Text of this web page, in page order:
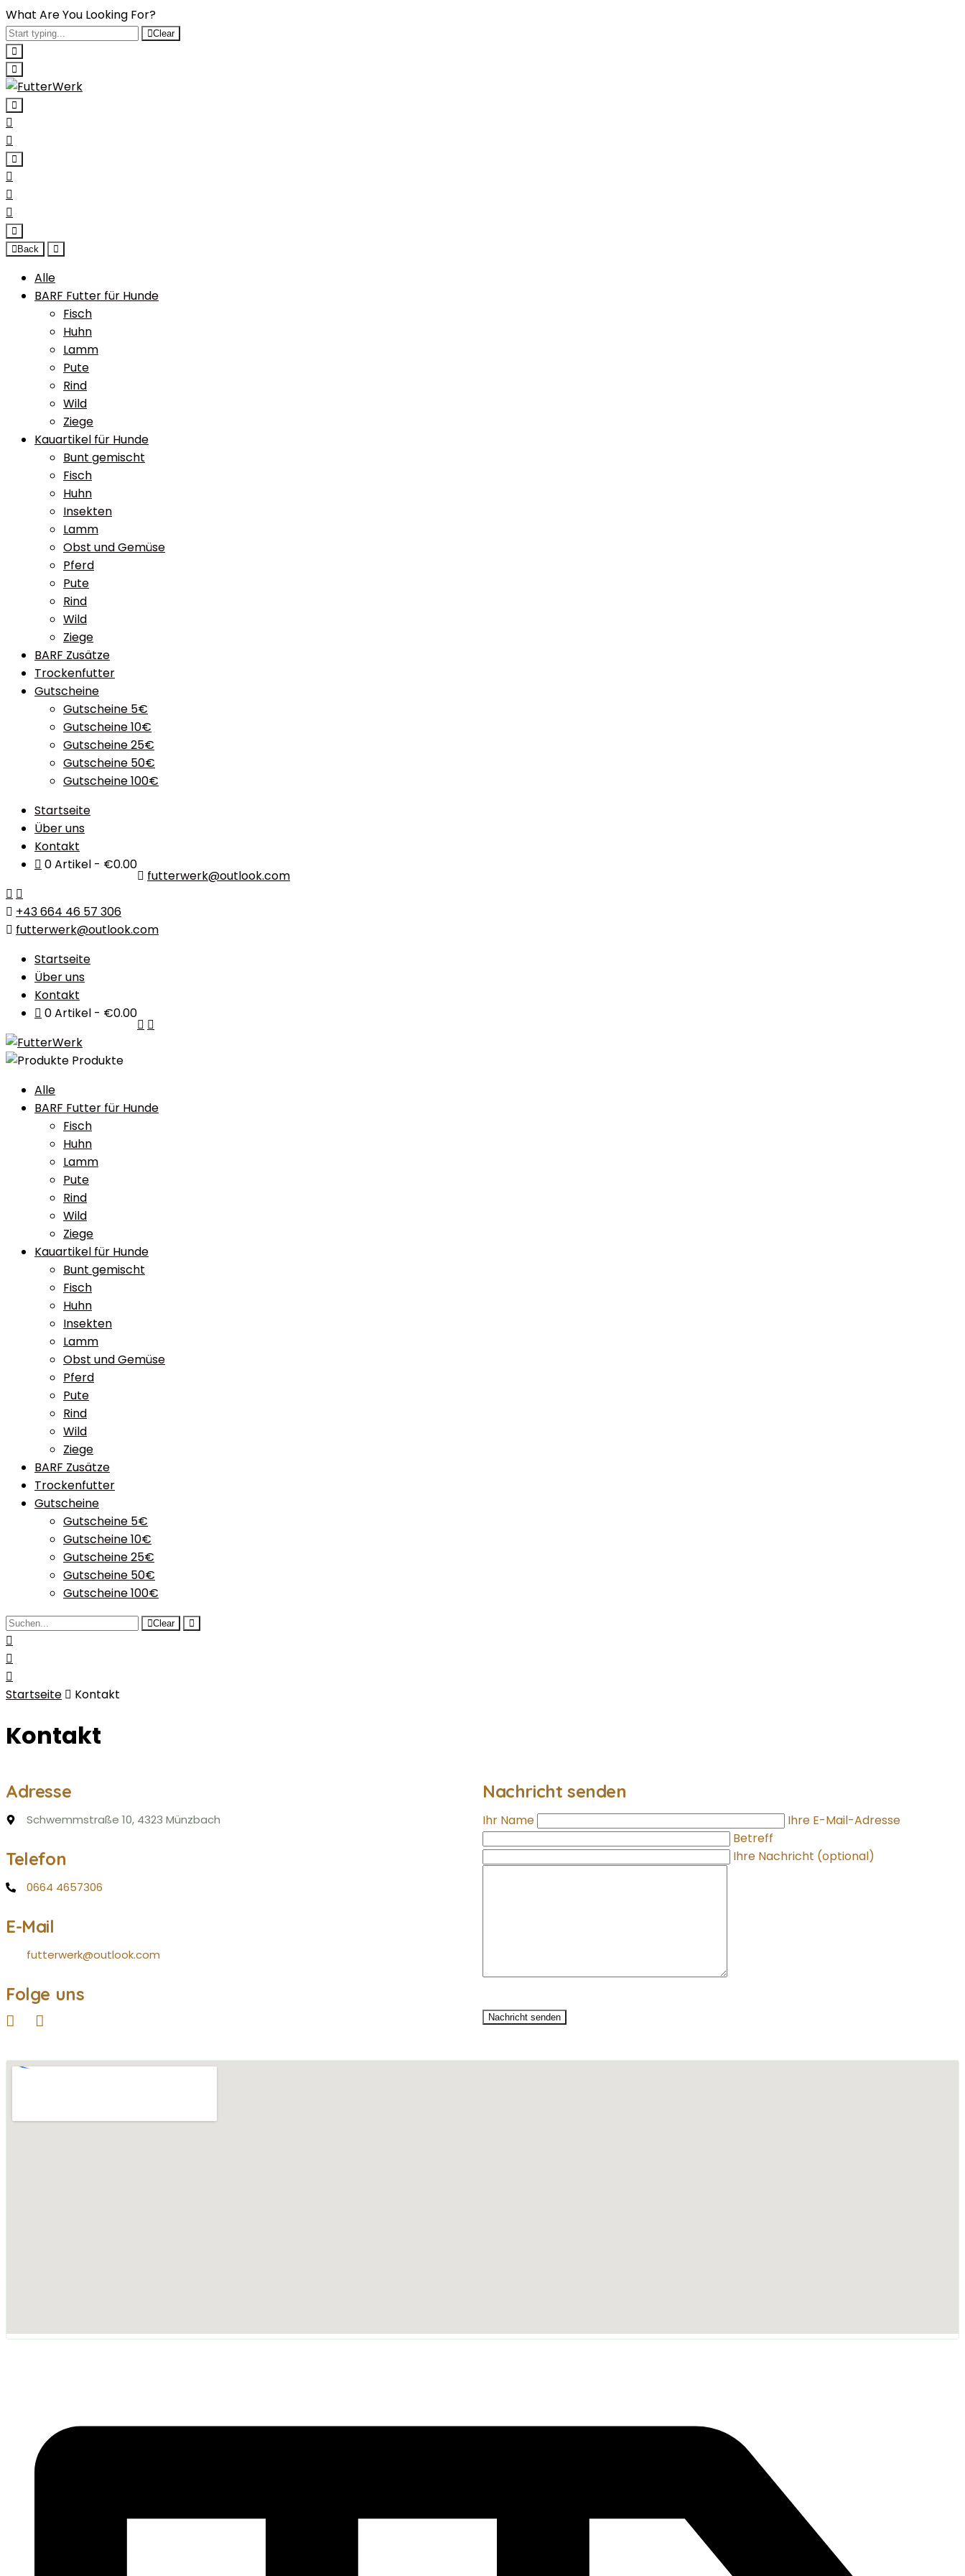
What Are You Looking For?
Clear
Back
Alle
BARF Futter für Hunde
Fisch
Huhn
Lamm
Pute
Rind
Wild
Ziege
Kauartikel für Hunde
Bunt gemischt
Fisch
Huhn
Insekten
Lamm
Obst und Gemüse
Pferd
Pute
Rind
Wild
Ziege
BARF Zusätze
Trockenfutter
Gutscheine
Gutscheine 5€
Gutscheine 10€
Gutscheine 25€
Gutscheine 50€
Gutscheine 100€
Startseite
Über uns
Kontakt
0 Artikel
€0.00
futterwerk@outlook.com
+43 664 46 57 306
futterwerk@outlook.com
Startseite
Über uns
Kontakt
0 Artikel
€0.00
Produkte
Alle
BARF Futter für Hunde
Fisch
Huhn
Lamm
Pute
Rind
Wild
Ziege
Kauartikel für Hunde
Bunt gemischt
Fisch
Huhn
Insekten
Lamm
Obst und Gemüse
Pferd
Pute
Rind
Wild
Ziege
BARF Zusätze
Trockenfutter
Gutscheine
Gutscheine 5€
Gutscheine 10€
Gutscheine 25€
Gutscheine 50€
Gutscheine 100€
Clear
Startseite Kontakt
Kontakt
Adresse
Schwemmstraße 10, 4323 Münzbach
Telefon
0664 4657306
E-Mail
futterwerk@outlook.com
Folge uns
Nachricht senden
Ihr Name
Ihre E-Mail-Adresse
Betreff
Ihre Nachricht (optional)